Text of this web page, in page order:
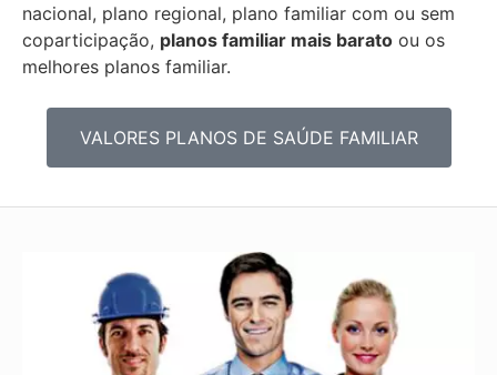
nacional, plano regional, plano familiar com ou sem
coparticipação, planos familiar mais barato ou os
melhores planos familiar.
VALORES PLANOS DE SAÚDE FAMILIAR